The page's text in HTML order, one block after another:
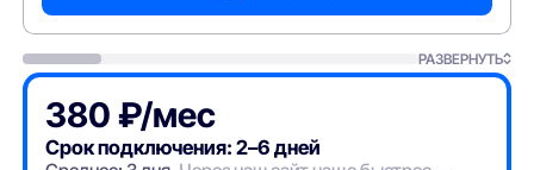
РАЗВЕРНУТЬ
380 ₽/мес
Срок подключения: 2–6 дней